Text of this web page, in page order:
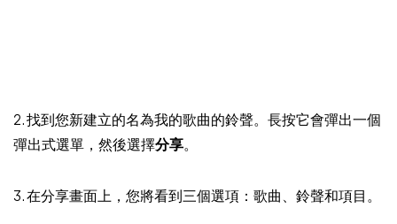
2. 找到您新建立的名為我的歌曲的鈴聲。長按它會彈出一個
彈出式選單，然後選擇分享。
3. 在分享畫面上，您將看到三個選項：歌曲、鈴聲和項目。